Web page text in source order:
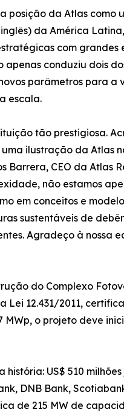
posição da Atlas como
da América
com grandes
conduziu dois
parâmetros para a
escala.
tão prestigiosa.
ilustração da Atlas
CEO da Atlas
não estamos
em conceitos e
sustentáveis de
Agradeço à nossa
do Complexo
12.431/2011,
o projeto deve
US$ 510
DNB Bank,
de 215 MW de